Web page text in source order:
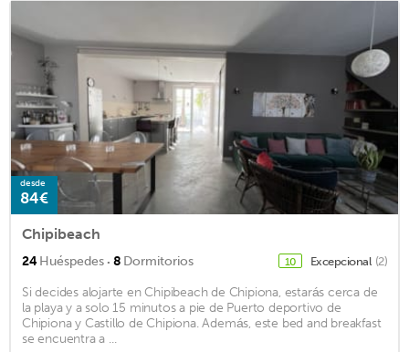
desde
84€
Chipibeach
24Huéspedes · 8 Dormitorios 10 Excepcional (2)
Si decides alojarte en Chipibeach de Chipiona, estarás cerca de
la playa y a solo 15 minutos a pie de Puerto deportivo de
Chipiona y Castillo de Chipiona. Además, este bed and breakfast
se encuentra a ...